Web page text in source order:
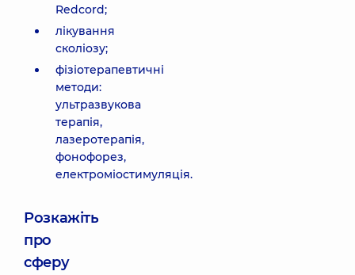
Redcord;
лікування
сколіозу;
фізіотерапевтичні
методи:
ультразвукова
терапія,
лазеротерапія,
фонофорез,
електроміостимуляція.
Розкажіть
про
сферу